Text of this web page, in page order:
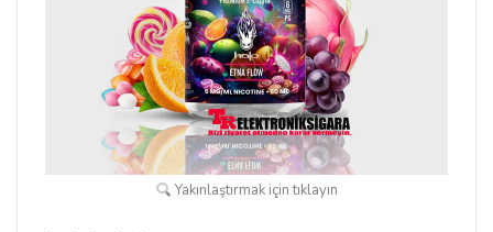
Yakınlaştırmak için tıklayın